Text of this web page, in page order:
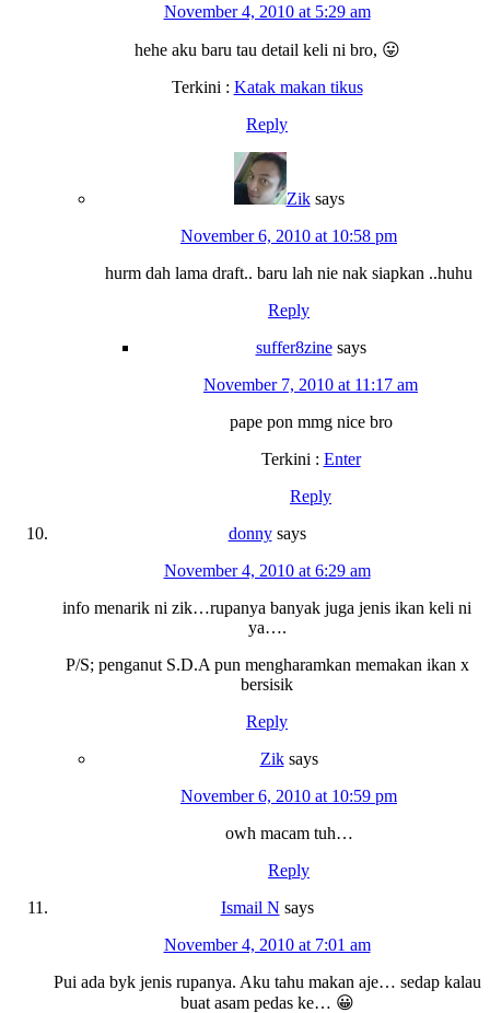
November 4, 2010 at 5:29 am
hehe aku baru tau detail keli ni bro, 😛
Terkini : Katak makan tikus
Reply
Zik says
November 6, 2010 at 10:58 pm
hurm dah lama draft.. baru lah nie nak siapkan ..huhu
Reply
suffer8zine says
November 7, 2010 at 11:17 am
pape pon mmg nice bro
Terkini : Enter
Reply
donny says
November 4, 2010 at 6:29 am
info menarik ni zik…rupanya banyak juga jenis ikan keli ni
ya….
P/S; penganut S.D.A pun mengharamkan memakan ikan x
bersisik
Reply
Zik says
November 6, 2010 at 10:59 pm
owh macam tuh…
Reply
Ismail N says
November 4, 2010 at 7:01 am
Pui ada byk jenis rupanya. Aku tahu makan aje… sedap kalau
buat asam pedas ke… 😀